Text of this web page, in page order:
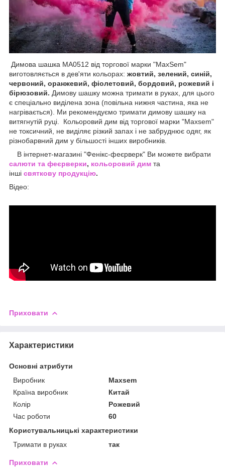
Димова шашка MA0512 від торгової марки "MaxSem"
виготовляється в дев'яти кольорах: жовтий, зелений, синій,
червоний, оранжевий, фіолетовий, бордовий, рожевий і
бірюзовий. Димову шашку можна тримати в руках, для цього
є спеціально виділена зона (повільна нижня частина, яка не
нагрівається). Ми рекомендуємо тримати димову шашку на
витягнутій руці. Кольоровий дим від торгової марки "Maxsem"
не токсичний, не виділяє різкий запах і не забруднює одяг, як
різнобарвний дим у більшості інших виробників.
В інтернет-магазині "Фенікс-феєрверк" Ви можете вибрати
салюти та феєрверки, кольоровий дим та
інші святкову продукцію.
Відео:
Приховати
Характеристики
Основні атрибути
Виробник
Maxsem
Країна виробник
Китай
Колір
Рожевий
Час роботи
60
Користувальницькі характеристики
Тримати в руках
так
Приховати